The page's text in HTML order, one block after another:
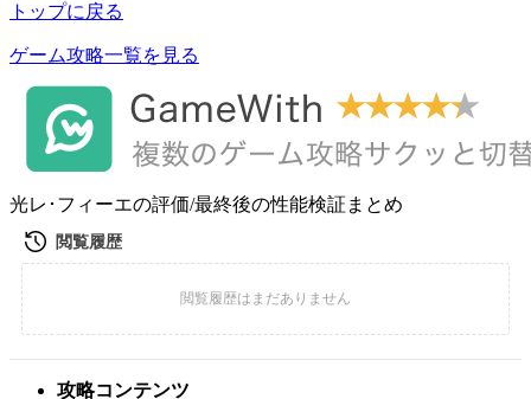
トップに戻る
ゲーム攻略一覧を見る
光レ･フィーエの評価/最終後の性能検証まとめ
攻略コンテンツ